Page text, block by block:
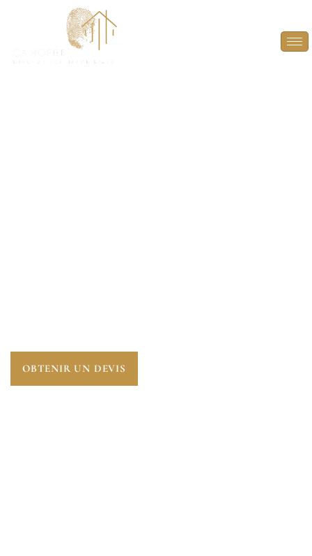
OBTENIR UN DEVIS